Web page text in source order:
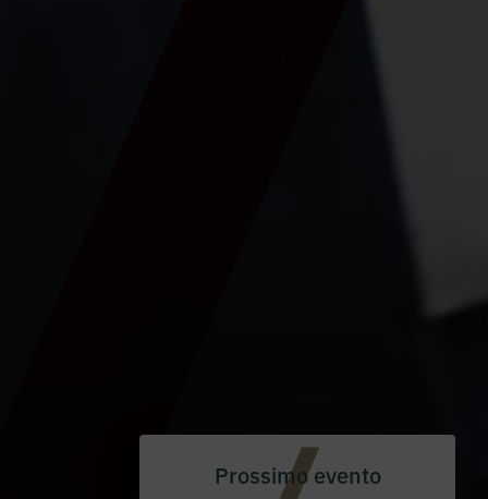
Prossimo evento